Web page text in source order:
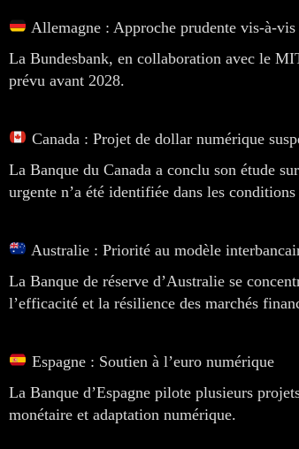
Allemagne : Approche prudente vis-à-vis
La Bundesbank, en collaboration avec le
prévu avant 2028.
Canada : Projet de dollar numérique
La Banque du Canada a conclu son étude
urgente n’a été identifiée dans les
Australie : Priorité au modèle
La Banque de réserve d’Australie se
l’efficacité et la résilience des marchés
Espagne : Soutien à l’euro numérique
La Banque d’Espagne pilote plusieurs
monétaire et adaptation numérique.